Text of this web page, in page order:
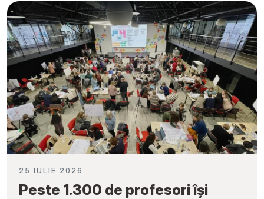
25 IULIE 2026
Peste 1.300 de profesori își